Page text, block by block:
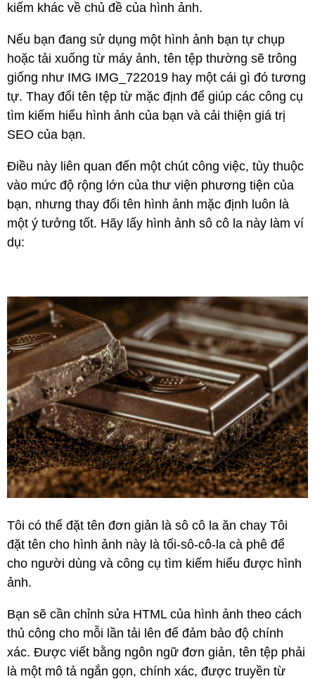
kiếm khác về chủ đề của hình ảnh.
Nếu bạn đang sử dụng một hình ảnh bạn tự chụp
hoặc tải xuống từ máy ảnh, tên tệp thường sẽ trông
giống như IMG IMG_722019 hay một cái gì đó tương
tự. Thay đổi tên tệp từ mặc định để giúp các công cụ
tìm kiếm hiểu hình ảnh của bạn và cải thiện giá trị
SEO của bạn.
Điều này liên quan đến một chút công việc, tùy thuộc
vào mức độ rộng lớn của thư viện phương tiện của
bạn, nhưng thay đổi tên hình ảnh mặc định luôn là
một ý tưởng tốt. Hãy lấy hình ảnh sô cô la này làm ví
dụ:
Tôi có thể đặt tên đơn giản là sô cô la ăn chay Tôi
đặt tên cho hình ảnh này là tối-sô-cô-la cà phê để
cho người dùng và công cụ tìm kiếm hiểu được hình
ảnh.
Bạn sẽ cần chỉnh sửa HTML của hình ảnh theo cách
thủ công cho mỗi lần tải lên để đảm bảo độ chính
xác. Được viết bằng ngôn ngữ đơn giản, tên tệp phải
là một mô tả ngắn gọn, chính xác, được truyền từ